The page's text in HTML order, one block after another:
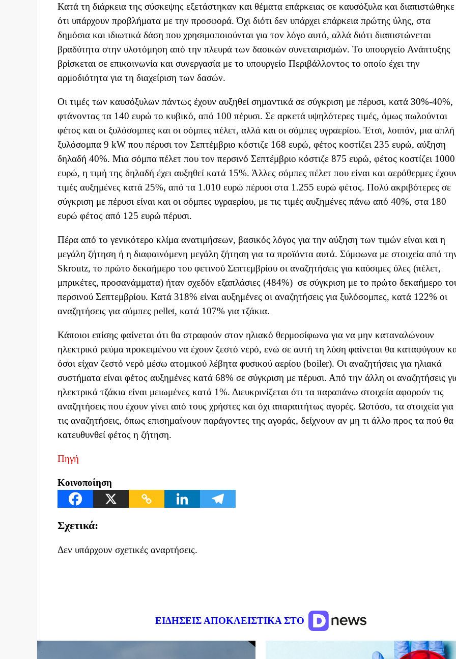
Κατά τη διάρκεια της σύσκεψης εξετάστηκαν και θέματα επάρκειας σε καυσόξυλα και διαπιστώθηκε
ότι υπάρχουν προβλήματα με την προσφορά. Όχι διότι δεν υπάρχει επάρκεια πρώτης ύλης, στα
δημόσια και ιδιωτικά δάση που χρησιμοποιούνται για τον λόγο αυτό, αλλά διότι διαπιστώνεται
βραδύτητα στην υλοτόμηση από την πλευρά των δασικών συνεταιρισμών. Το υπουργείο Ανάπτυξης
βρίσκεται σε επικοινωνία και συνεργασία με το υπουργείο Περιβάλλοντος το οποίο έχει την
αρμοδιότητα για τη διαχείριση των δασών.
Οι τιμές των καυσόξυλων πάντως έχουν αυξηθεί σημαντικά σε σύγκριση με πέρυσι, κατά 30%-40%,
φτάνοντας τα 140 ευρώ το κυβικό, από 100 πέρυσι. Σε αρκετά υψηλότερες τιμές, όμως πωλούνται
φέτος και οι ξυλόσομπες και οι σόμπες πέλετ, αλλά και οι σόμπες υγραερίου. Έτσι, λοιπόν, μια απλή
ξυλόσομπα 9 kW που πέρυσι τον Σεπτέμβριο κόστιζε 168 ευρώ, φέτος κοστίζει 235 ευρώ, αύξηση
δηλαδή 40%. Μια σόμπα πέλετ που τον περσινό Σεπτέμβριο κόστιζε 875 ευρώ, φέτος κοστίζει 1000
ευρώ, η τιμή της δηλαδή έχει αυξηθεί κατά 15%. Άλλες σόμπες πέλετ που είναι και αερόθερμες
τιμές αυξημένες κατά 25%, από τα 1.010 ευρώ πέρυσι στα 1.255 ευρώ φέτος. Πολύ ακριβότερες σε
σύγκριση με πέρυσι είναι και οι σόμπες υγραερίου, με τις τιμές αυξημένες πάνω από 40%, στα 180
ευρώ φέτος από 125 ευρώ πέρυσι.
Πέρα από το γενικότερο κλίμα ανατιμήσεων, βασικός λόγος για την αύξηση των τιμών είναι και η
μεγάλη ζήτηση ή η διαφαινόμενη μεγάλη ζήτηση για τα προϊόντα αυτά. Σύμφωνα με στοιχεία από
Skroutz, το πρώτο δεκαήμερο του φετινού Σεπτεμβρίου οι αναζητήσεις για καύσιμες ύλες (πέλετ,
μπρικέτες, προσανάμματα) ήταν σχεδόν εξαπλάσιες (484%) σε σύγκριση με το πρώτο δεκαήμερο
περσινού Σεπτεμβρίου. Κατά 318% είναι αυξημένες οι αναζητήσεις για ξυλόσομπες, κατά 122% οι
αναζητήσεις για σόμπες pellet, κατά 107% για τζάκια.
Κάποιοι επίσης φαίνεται ότι θα στραφούν στον ηλιακό θερμοσίφωνα για να μην καταναλώνουν
ηλεκτρικό ρεύμα προκειμένου να έχουν ζεστό νερό, ενώ σε αυτή τη λύση φαίνεται θα καταφύγουν
όσοι είχαν ζεστό νερό μέσω ατομικού λέβητα φυσικού αερίου (boiler). Οι αναζητήσεις για ηλιακά
συστήματα είναι φέτος αυξημένες κατά 68% σε σύγκριση με πέρυσι. Από την άλλη οι αναζητήσεις
ηλεκτρικά τζάκια είναι μειωμένες κατά 1%. Διευκρινίζεται ότι τα παραπάνω στοιχεία αφορούν τις
αναζητήσεις που έχουν γίνει από τους χρήστες και όχι απαραιτήτως αγορές. Ωστόσο, τα στοιχεία για
τις αναζητήσεις, όπως επισημαίνουν παράγοντες της αγοράς, δείχνουν αν μη τι άλλο προς τα πού θα
κατευθυνθεί φέτος η ζήτηση.
Πηγή
Κοινοποίηση
Σχετικά:
Δεν υπάρχουν σχετικές αναρτήσεις.
ΕΙΔΗΣΕΙΣ ΑΠΟΚΛΕΙΣΤΙΚΑ ΣΤΟ